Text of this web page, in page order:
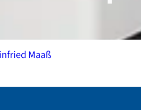
Maaß